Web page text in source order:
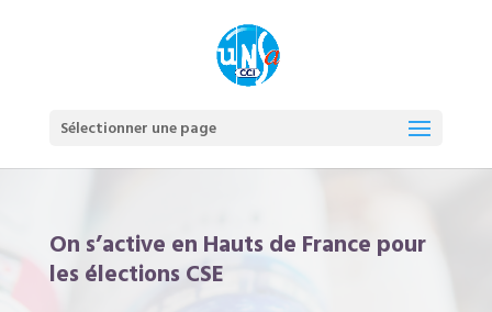
Sélectionner une page
On s’active en Hauts de France pour
les élections CSE